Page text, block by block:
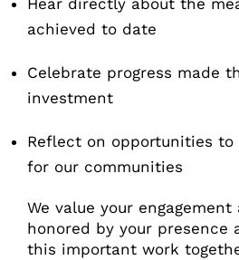
Hear directly about the
achieved to date
Celebrate progress made
investment
Reflect on opportunities
for our communities
We value your
honored by your presence
this important work